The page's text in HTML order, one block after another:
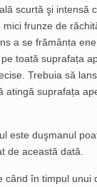
scurtă şi intensă
frunze de
a se frământa
toată suprafața
Trebuia să
atingă suprafața
este duşmanul
de această dată.
când în timpul